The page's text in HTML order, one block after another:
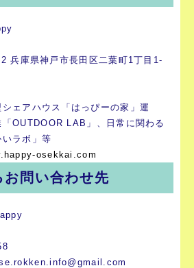
兵庫県神戸市長田区二葉町1丁目1-
シェアハウス「はっぴーの家」運
OUTDOOR LAB」、日常に関わる
ラボ」等
osekkai.com
問い合わせ先